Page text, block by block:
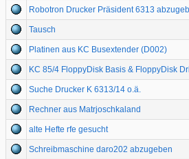
Robotron Drucker Präsident 6313
Tausch
Platinen aus KC Busextender (D002)
KC 85/4 FloppyDisk Basis & FloppyDisk
Suche Drucker K 6313/14 o.ä.
Rechner aus Matrjoschkaland
alte Hefte rfe gesucht
Schreibmaschine daro202 abzugeben